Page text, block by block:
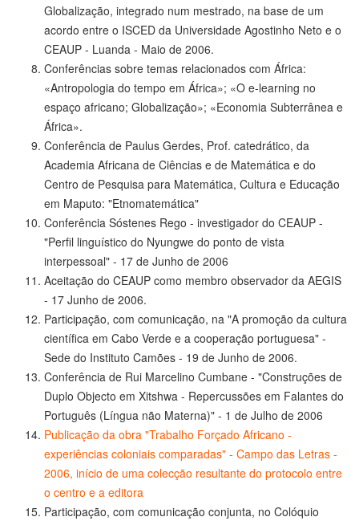
Globalização, integrado num mestrado, na base de um
acordo entre o ISCED da Universidade Agostinho Neto e o
CEAUP - Luanda - Maio de 2006.
Conferências sobre temas relacionados com África:
«Antropologia do tempo em África»; «O e-learning no
espaço africano; Globalização»; «Economia Subterrânea e
África».
Conferência de Paulus Gerdes, Prof. catedrático, da
Academia Africana de Ciências e de Matemática e do
Centro de Pesquisa para Matemática, Cultura e Educação
em Maputo: "Etnomatemática"
Conferência Sóstenes Rego - investigador do CEAUP -
"Perfil linguístico do Nyungwe do ponto de vista
interpessoal" - 17 de Junho de 2006
Aceitação do CEAUP como membro observador da AEGIS
- 17 Junho de 2006.
Participação, com comunicação, na "A promoção da cultura
científica em Cabo Verde e a cooperação portuguesa" -
Sede do Instituto Camões - 19 de Junho de 2006.
Conferência de Rui Marcelino Cumbane - "Construções de
Duplo Objecto em Xitshwa - Repercussões em Falantes do
Português (Língua não Materna)" - 1 de Julho de 2006
Publicação da obra "Trabalho Forçado Africano -
experiências coloniais comparadas" - Campo das Letras -
2006, início de uma colecção resultante do protocolo entre
o centro e a editora
Participação, com comunicação conjunta, no Colóquio